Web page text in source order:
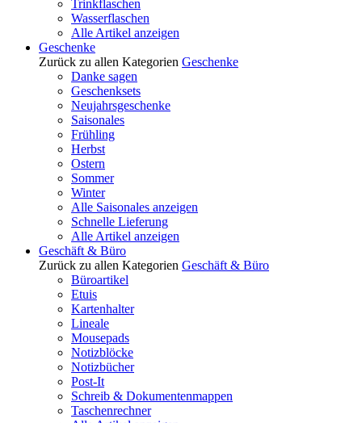
Trinkflaschen
Wasserflaschen
Alle Artikel anzeigen
Geschenke
Zurück zu allen Kategorien Geschenke
Danke sagen
Geschenksets
Neujahrsgeschenke
Saisonales
Frühling
Herbst
Ostern
Sommer
Winter
Alle Saisonales anzeigen
Schnelle Lieferung
Alle Artikel anzeigen
Geschäft & Büro
Zurück zu allen Kategorien Geschäft & Büro
Büroartikel
Etuis
Kartenhalter
Lineale
Mousepads
Notizblöcke
Notizbücher
Post-It
Schreib & Dokumentenmappen
Taschenrechner